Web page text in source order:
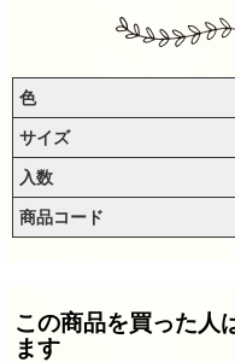
色
サイズ
入数
商品コード
この商品を買った人
ます